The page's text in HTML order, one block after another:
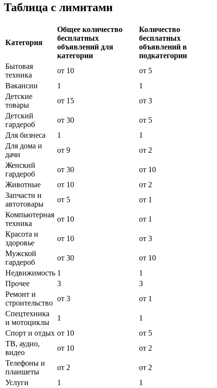
Таблица с лимитами
Категория
Общее количество
бесплатных
объявлений для
категории
Количество
бесплатных
объявлений в
подкатегории
Бытовая
техника
от 10
от 5
Вакансии
1
1
Детские
товары
от 15
от 3
Детский
гардероб
от 30
от 5
Для бизнеса
1
1
Для дома и
дачи
от 9
от 2
Женский
гардероб
от 30
от 10
Животные
от 10
от 2
Запчасти и
автотовары
от 5
от 1
Компьютерная
техника
от 10
от 1
Красота и
здоровье
от 10
от 3
Мужской
гардероб
от 30
от 10
Недвижимость 1
1
Прочее
3
3
Ремонт и
строительство
от 3
от 1
Спецтехника
и мотоциклы
1
1
Спорт и отдых от 10
от 5
ТВ, аудио,
видео
от 10
от 2
Телефоны и
планшеты
от 2
от 2
Услуги
1
1